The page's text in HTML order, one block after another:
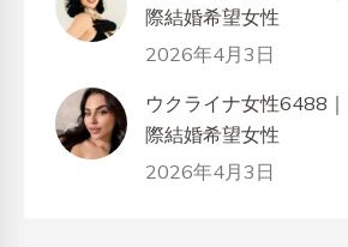
際結婚希望女性
2026年4月3日
ウクライナ女性6488
際結婚希望女性
2026年4月3日